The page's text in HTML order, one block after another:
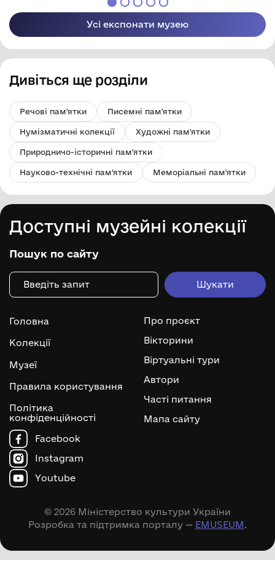
Усі експонати музею
Дивіться ще розділи
Речові пам'ятки Писемні пам'ятки
Нумізматичні колекції Художні пам'ятки
Природничо-історичні пам'ятки
Науково-технічні пам'ятки Меморіальні пам'ятки
Доступні музейні колекції
Пошук по сайту
Головна
Колекції
Музеї
Правила користування
Політика
конфіденційності
Про проєкт
Вікторини
Віртуальні тури
Автори
Часті питання
Мапа сайту
Facebook
Instagram
Youtube
© 2026 Міністерство культури України
Розробка та підтримка порталу — EMUSEUM.